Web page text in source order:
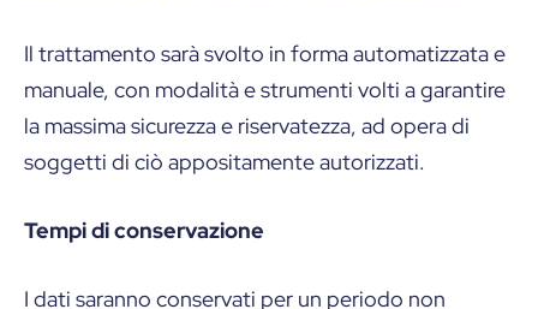
Il trattamento sarà svolto in forma automatizzata e
manuale, con modalità e strumenti volti a garantire
la massima sicurezza e riservatezza, ad opera di
soggetti di ciò appositamente autorizzati.
Tempi di conservazione
I dati saranno conservati per un periodo non